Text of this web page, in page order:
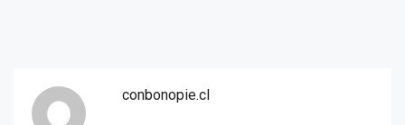
conbonopie.cl